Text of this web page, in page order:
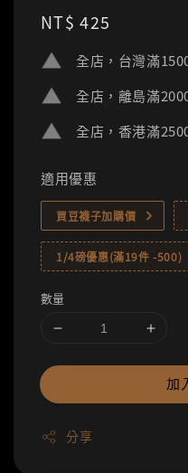
Regular
NT$ 425
全店，台灣滿
全店，離島滿
全店，香港滿
適用優惠
買豆襪子加購價
1/4磅優惠(滿19件 -500)
數量
加
分享